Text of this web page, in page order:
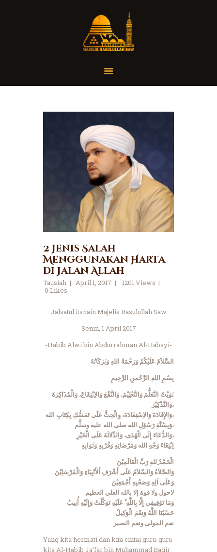
Home
Tausiah
2 Jenis Salah
Menggunakan Harta
di Jalan Allah
Tausiah April 1, 2017 1201Views
0 Likes
Jalsatul itsnain Majelis Rasulullah Saw
Senin, 1 April 2017
-Habib Alwi bin Abdurrahman Al-Habsyi-
السَّلاَمُ عَلَيْكُمْ وَرَحْمَةُ اللهِ وَبَرَكَاتُهُ
بِسْمِ اللهِ الرَّحْمنِ الرَّحِيمِ
نَوَيْتُ التَّعَلُّمَ وَالتَّعْلِيْمَ، وَالنَّفْعَ وَالاِنْتِفَاعَ، وَالْمُذَاكِرَةَ
وَالتَّذْكِيْرَ،
وَالإِفَادَةَ وَالاِسْتِفَادَةَ، وِالْحِثُّ عَلَى تَمَسُّكِ بِكِتَابِ الله،
وَبِسُنَّةِ رَسُوْلِ الله صلى الله عليه وسلَّم،
وَالدُّعَاءَ إِلَى الْهُدَى، وَالدِّلالَةَ عَلَى الْخَيْرِ،
اِبْتِغَاءَ وَجْهِ الله وَمَرْضَاتِهِ وَقُرْبِهِ وَثَوَابِهِ
الْحَمْدُ ِللهِ رَبِّ الْعَالَمِيْنَ
وَالصَّلاَةُ وَالسَّلاَمُ عَلَى أَشْرَفِ اْلأَنْبِيَاءِ وَالْمُرْسَلِيْنَ
وَعَلَى اَلِهِ وَصَحْبِهِ أَجْمَعِيْنَ
لاحول ولا قوة إلا بالله العلي العظيم
وَمَا تَوْفِيقِي إِلَّا بِاللَّهِ ۚ عَلَيْهِ تَوَكَّلْتُ وَإِلَيْهِ أُنِيبُ
حَسْبُنَا اللَّهُ وَنِعْمَ الْوَكِيلُ
نعم المولى ونعم النصير
Yang kita hormati dan kita cintai guru-guru
kita Al-Habib Ja’far bin Muhammad Bagir